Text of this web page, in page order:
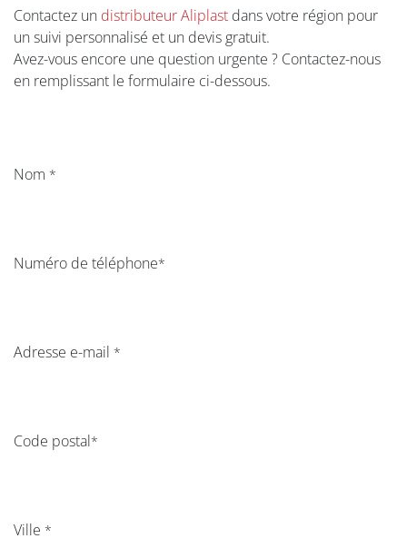
Contactez un distributeur Aliplast dans votre région pour
un suivi personnalisé et un devis gratuit.
Avez-vous encore une question urgente ? Contactez-nous
en remplissant le formulaire ci-dessous.
Nom *
Numéro de téléphone*
Adresse e-mail *
Code postal*
Ville *